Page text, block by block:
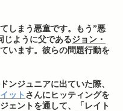
しまう悪童です。もう”悪
じように父であるジョン・
います。彼らの問題行動を
ンジュニアに出ていた際、
ット さんにヒッティングを
ェントを通して、「レイト